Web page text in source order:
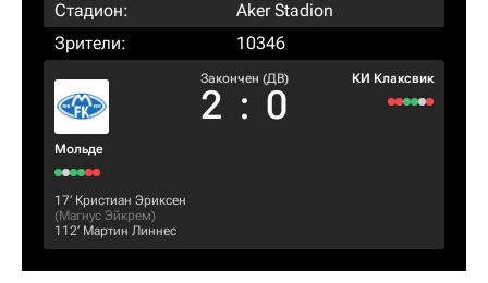
Стадион:
Aker Stadion
Зрители:
10346
Мольде
Закончен (ДВ)
2 : 0
КИ Клаксвик
17‎’‎ Кристиан Эриксен
(Магнус Эйкрем)
112‎’‎ Мартин Линнес